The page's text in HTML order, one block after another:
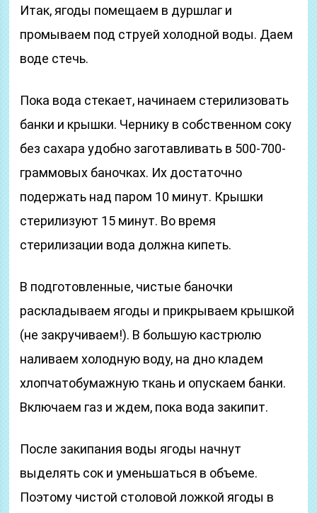
Итак, ягоды помещаем в дуршлаг и
промываем под струей холодной воды. Даем
воде стечь.
Пока вода стекает, начинаем стерилизовать
банки и крышки. Чернику в собственном соку
без сахара удобно заготавливать в 500-700-
граммовых баночках. Их достаточно
подержать над паром 10 минут. Крышки
стерилизуют 15 минут. Во время
стерилизации вода должна кипеть.
В подготовленные, чистые баночки
раскладываем ягоды и прикрываем крышкой
(не закручиваем!). В большую кастрюлю
наливаем холодную воду, на дно кладем
хлопчатобумажную ткань и опускаем банки.
Включаем газ и ждем, пока вода закипит.
После закипания воды ягоды начнут
выделять сок и уменьшаться в объеме.
Поэтому чистой столовой ложкой ягоды в